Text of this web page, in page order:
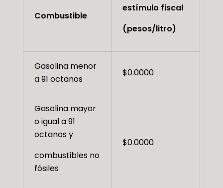
Combustible
estímulo fiscal
(pesos/litro)
Gasolina menor
a 91 octanos
$0.0000
Gasolina mayor
o igual a 91
octanos y
combustibles no
fósiles
$0.0000